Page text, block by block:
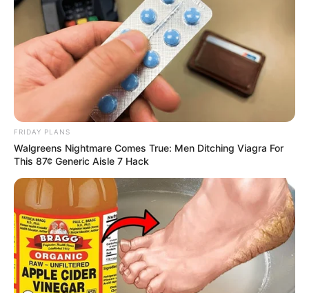
FRIDAY PLANS
Walgreens Nightmare Comes True: Men Ditching Viagra For
This 87¢ Generic Aisle 7 Hack